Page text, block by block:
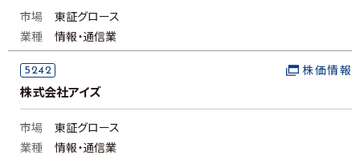
市場
東証グロース
業種
情報・通信業
5242
株式会社アイズ
株価情報
市場
東証グロース
業種
情報・通信業